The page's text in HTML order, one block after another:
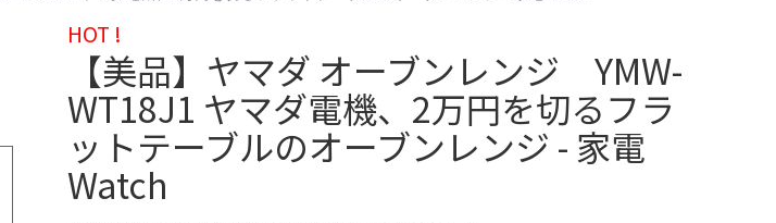
HOT !
【美品】ヤマダ オーブンレンジ YMW-
WT18J1 ヤマダ電機、2万円を切るフラ
ットテーブルのオーブンレンジ - 家電
Watch